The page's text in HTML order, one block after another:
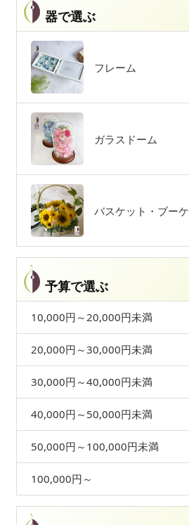
器で選ぶ
フレーム
ガラスドーム
バスケット・ブーケ
予算で選ぶ
10,000円～20,000円未満
20,000円～30,000円未満
30,000円～40,000円未満
40,000円～50,000円未満
50,000円～100,000円未満
100,000円～